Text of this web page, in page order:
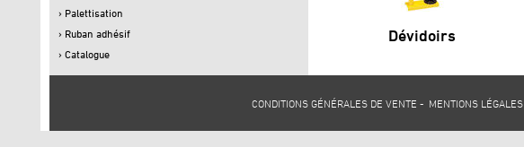
› Palettisation
› Ruban adhésif
› Catalogue
Dévidoirs
CONDITIONS GÉNÉRALES DE VENTE - MENTIONS LÉGALES